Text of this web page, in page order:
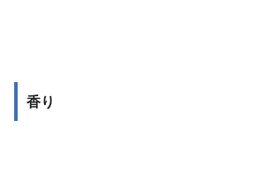
香り